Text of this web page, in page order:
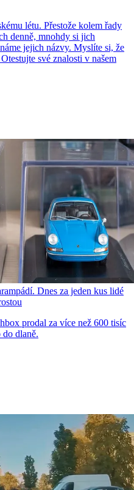
létu. Přestože kolem řady
denně, mnohdy si jich
jejich názvy. Myslíte si, že
své znalosti v našem
Dnes za jeden kus lidé
prodal za více než 600 tisíc
dlaně.